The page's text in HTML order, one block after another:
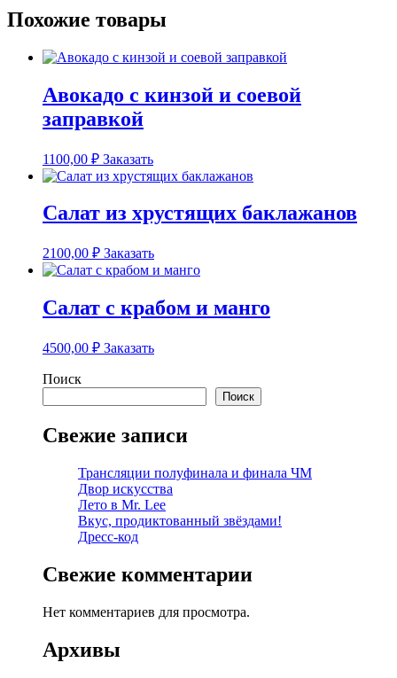
грибами
Похожие товары
Авокадо с кинзой и соевой
заправкой
1100,00 ₽ Заказать
Салат из хрустящих баклажанов
2100,00 ₽ Заказать
Салат с крабом и манго
4500,00 ₽ Заказать
Поиск
Поиск
Свежие записи
Трансляции полуфинала и финала ЧМ
Двор искусства
Лето в Mr. Lee
Вкус, продиктованный звёздами!
Дресс-код
Свежие комментарии
Нет комментариев для просмотра.
Архивы